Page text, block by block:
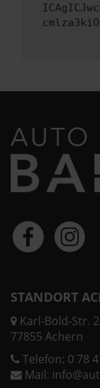
STANDORT
Karl-Bold-Str.
77855 Achern
Telefon: 0 78
Mail: